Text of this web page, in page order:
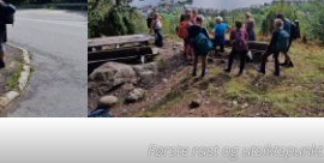
Første rast og utsiktspunkt